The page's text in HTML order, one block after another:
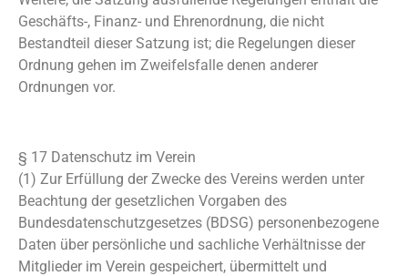
Geschäfts-, Finanz- und Ehrenordnung, die nicht
Bestandteil dieser Satzung ist; die Regelungen dieser
Ordnung gehen im Zweifelsfalle denen anderer
Ordnungen vor.
§ 17 Datenschutz im Verein
(1) Zur Erfüllung der Zwecke des Vereins werden unter
Beachtung der gesetzlichen Vorgaben des
Bundesdatenschutzgesetzes (BDSG) personenbezogene
Daten über persönliche und sachliche Verhältnisse der
Mitglieder im Verein gespeichert, übermittelt und